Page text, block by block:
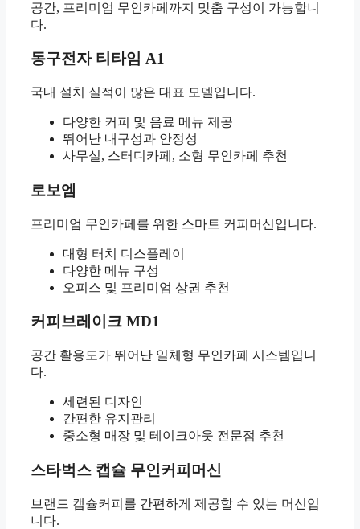
공간, 프리미엄 무인카페까지 맞춤 구성이 가능합니
다.
동구전자 티타임 A1
국내 설치 실적이 많은 대표 모델입니다.
다양한 커피 및 음료 메뉴 제공
뛰어난 내구성과 안정성
사무실, 스터디카페, 소형 무인카페 추천
로보엠
프리미엄 무인카페를 위한 스마트 커피머신입니다.
대형 터치 디스플레이
다양한 메뉴 구성
오피스 및 프리미엄 상권 추천
커피브레이크 MD1
공간 활용도가 뛰어난 일체형 무인카페 시스템입니
다.
세련된 디자인
간편한 유지관리
중소형 매장 및 테이크아웃 전문점 추천
스타벅스 캡슐 무인커피머신
브랜드 캡슐커피를 간편하게 제공할 수 있는 머신입
니다.